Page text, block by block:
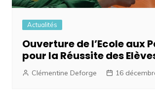
Actualités
Ouverture de l’Ecole aux
pour la Réussite des
Clémentine Deforge 16